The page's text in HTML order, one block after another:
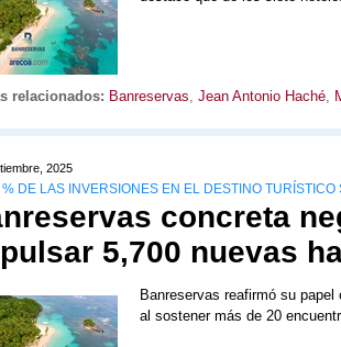
relacionados: Banreservas, Jean Antonio Haché,
2025
% DE LAS INVERSIONES EN EL DESTINO
concreta
5,700 nuevas
Banreservas reafirmó su
al sostener más de 20